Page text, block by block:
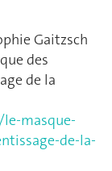
Gaitzsch
des
de la
masque-
de-la-